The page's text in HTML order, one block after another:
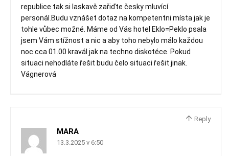
republice tak si laskavě zařiďte česky mluvící
personál.Budu vznášet dotaz na kompetentni místa jak je
tohle vůbec možné. Máme od Vás hotel Eklo=Peklo psala
jsem Vám stížnost a nic a aby toho nebylo málo každou
noc cca 01.00 kravál jak na techno diskotéce. Pokud
situaci nehodláte řešit budu čelo situaci řešit jinak.
Vágnerová
Reply
MARA
13.3.2025 v 6:50